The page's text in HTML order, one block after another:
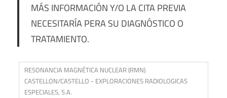
MÁS INFORMACIÓN Y/O LA CITA PREVIA
NECESITARÍA PERA SU DIAGNÓSTICO O
TRATAMIENTO.
RESONANCIA MAGNÉTICA NUCLEAR (RMN)
CASTELLON/CASTELLO - EXPLORACIONES RADIOLOGICAS
ESPECIALES, S.A.